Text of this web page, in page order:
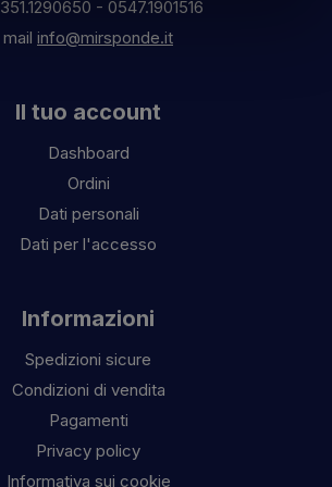
351.1290650 - 0547.1901516
mail info@mirsponde.it
Il tuo account
Dashboard
Ordini
Dati personali
Dati per l'accesso
Informazioni
Spedizioni sicure
Condizioni di vendita
Pagamenti
Privacy policy
Informativa sui cookie